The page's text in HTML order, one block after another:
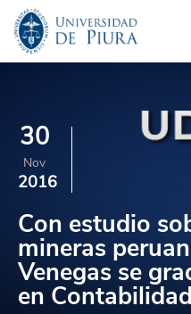
30
Nov
2016
Con estudio
mineras
Venegas se
en Contabilidad